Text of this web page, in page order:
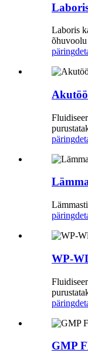
Laboris
õhuvoolu
päring
päring
päring
WP-
päring
GMP